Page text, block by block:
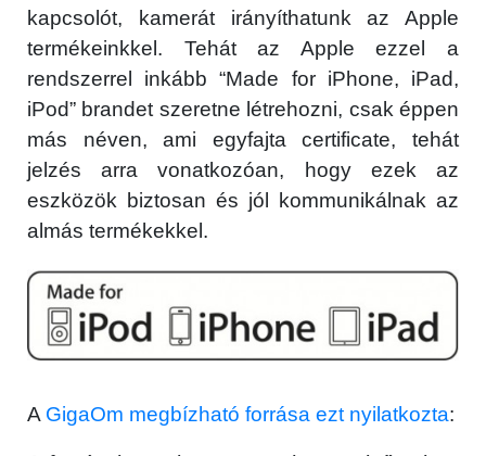
kapcsolót, kamerát irányíthatunk az Apple
termékeinkkel. Tehát az Apple ezzel a
rendszerrel inkább “Made for iPhone, iPad,
iPod” brandet szeretne létrehozni, csak éppen
más néven, ami egyfajta certificate, tehát
jelzés arra vonatkozóan, hogy ezek az
eszközök biztosan és jól kommunikálnak az
almás termékekkel.
A GigaOm megbízható forrása ezt nyilatkozta: